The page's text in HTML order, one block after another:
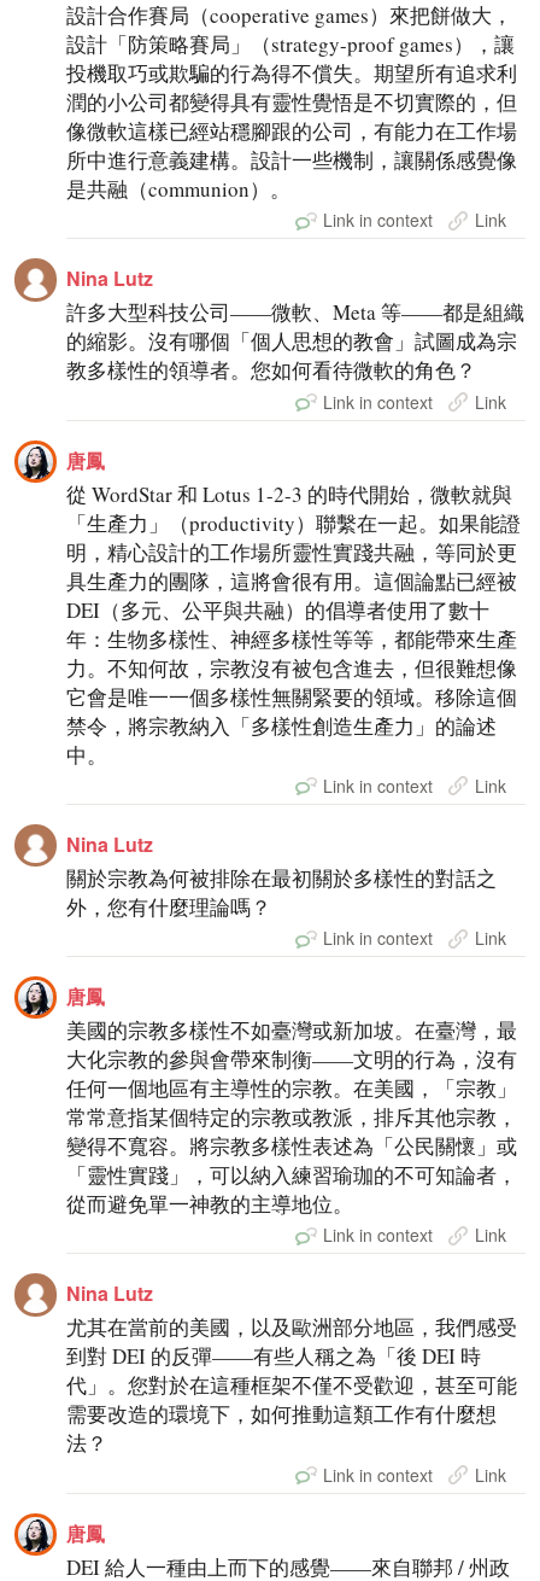
設計合作賽局（cooperative games）來把餅做大，
設計「防策略賽局」（strategy-proof games），讓
投機取巧或欺騙的行為得不償失。期望所有追求利
潤的小公司都變得具有靈性覺悟是不切實際的，但
像微軟這樣已經站穩腳跟的公司，有能力在工作場
所中進行意義建構。設計一些機制，讓關係感覺像
是共融（communion）。
Link in context Link
Nina Lutz
許多大型科技公司——微軟、Meta 等——都是組織
的縮影。沒有哪個「個人思想的教會」試圖成為宗
教多樣性的領導者。您如何看待微軟的角色？
Link in context Link
唐鳳
從 WordStar 和 Lotus 1-2-3 的時代開始，微軟就與
「生產力」（productivity）聯繫在一起。如果能證
明，精心設計的工作場所靈性實踐共融，等同於更
具生產力的團隊，這將會很有用。這個論點已經被
DEI（多元、公平與共融）的倡導者使用了數十
年：生物多樣性、神經多樣性等等，都能帶來生產
力。不知何故，宗教沒有被包含進去，但很難想像
它會是唯一一個多樣性無關緊要的領域。移除這個
禁令，將宗教納入「多樣性創造生產力」的論述
中。
Link in context Link
Nina Lutz
關於宗教為何被排除在最初關於多樣性的對話之
外，您有什麼理論嗎？
Link in context Link
唐鳳
美國的宗教多樣性不如臺灣或新加坡。在臺灣，最
大化宗教的參與會帶來制衡——文明的行為，沒有
任何一個地區有主導性的宗教。在美國，「宗教」
常常意指某個特定的宗教或教派，排斥其他宗教，
變得不寬容。將宗教多樣性表述為「公民關懷」或
「靈性實踐」，可以納入練習瑜珈的不可知論者，
從而避免單一神教的主導地位。
Link in context Link
Nina Lutz
尤其在當前的美國，以及歐洲部分地區，我們感受
到對 DEI 的反彈——有些人稱之為「後 DEI 時
代」。您對於在這種框架不僅不受歡迎，甚至可能
需要改造的環境下，如何推動這類工作有什麼想
法？
Link in context Link
唐鳳
DEI 給人一種由上而下的感覺——來自聯邦 / 州政